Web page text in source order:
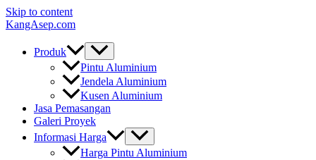
Skip to content
KangAsep.com
Produk
Pintu Aluminium
Jendela Aluminium
Kusen Aluminium
Jasa Pemasangan
Galeri Proyek
Informasi Harga
Harga Pintu Aluminium